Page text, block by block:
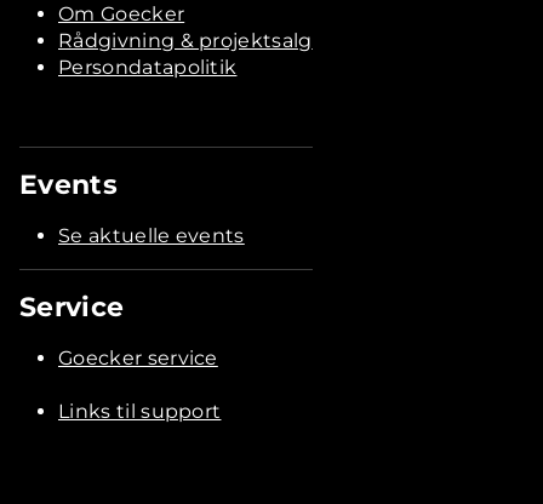
Om Goecker
Rådgivning & projektsalg
Persondatapolitik
Events
Se aktuelle events
Service
Goecker service
Links til support